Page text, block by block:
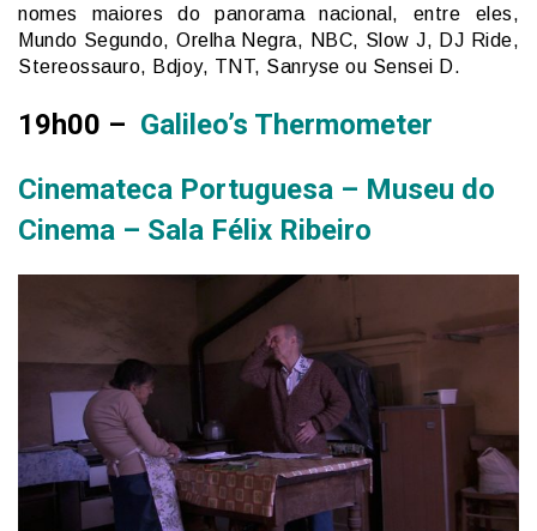
nomes maiores do panorama nacional, entre eles,
Mundo Segundo, Orelha Negra, NBC, Slow J, DJ Ride,
Stereossauro, Bdjoy, TNT, Sanryse ou Sensei D.
19h00 – Galileo’s Thermometer
Cinemateca Portuguesa – Museu do
Cinema – Sala Félix Ribeiro